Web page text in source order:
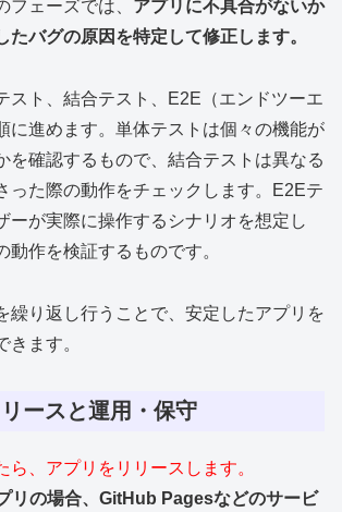
フェーズでは、 アプリに不具合がないか
たバグの原因を特定して修正します。
スト、結合テスト、E2E（エンドツーエ
に進めます。単体テストは個々の機能が
を確認するもので、結合テストは異なる
った際の動作をチェックします。E2Eテ
ーが実際に操作するシナリオを想定し
動作を検証するものです。
繰り返し行うことで、安定したアプリを
きます。
ースと運用・保守
ら、アプリをリリースします。
リの場合、GitHub Pagesなどのサービ